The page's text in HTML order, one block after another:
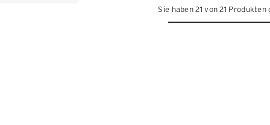
Sie haben 21 von 21 Produkten